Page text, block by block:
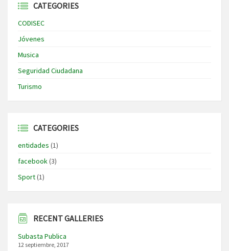
CATEGORIES
CODISEC
Jóvenes
Musica
Seguridad Ciudadana
Turismo
CATEGORIES
entidades (1)
facebook(3)
Sport(1)
RECENT GALLERIES
Subasta Publica
12 septiembre, 2017